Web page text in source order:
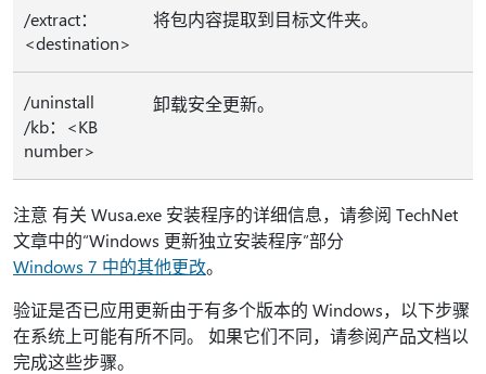
/extract：
<destination>
将包内容提取到目标文件夹。
/uninstall
/kb：<KB
number>
卸载安全更新。
注意 有关 Wusa.exe 安装程序的详细信息，请参阅 TechNet
文章中的“Windows 更新独立安装程序”部分
Windows 7 中的其他更改。
验证是否已应用更新由于有多个版本的 Windows，以下步骤
在系统上可能有所不同。 如果它们不同，请参阅产品文档以
完成这些步骤。